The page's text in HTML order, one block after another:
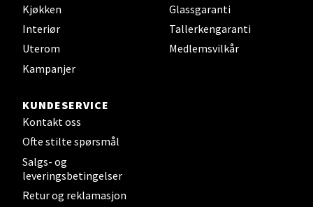
Kjøkken
Interiør
Uterom
Kampanjer
Glassgaranti
Tallerkengaranti
Medlemsvilkår
KUNDESERVICE
Kontakt oss
Ofte stilte spørsmål
Salgs- og
leveringsbetingelser
Retur og reklamasjon
Levanger - Magneten
Moafjæra 14, 7606 Levanger